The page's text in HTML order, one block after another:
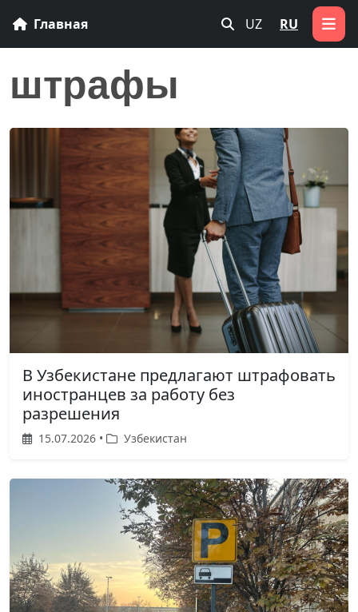
Главная UZ RU
штрафы
В Узбекистане предлагают штрафовать
иностранцев за работу без
разрешения
15.07.2026 • Узбекистан